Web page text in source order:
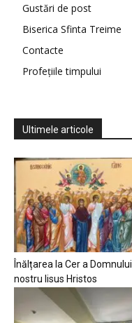
Gustări de post
Biserica Sfinta Treime
Contacte
Profețiile timpului
Ultimele articole
Înălțarea la Cer a Domnului
nostru Iisus Hristos